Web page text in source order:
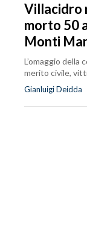
Villacidro
morto 50
Monti
L’omaggio della
merito civile,
Gianluigi Deidda